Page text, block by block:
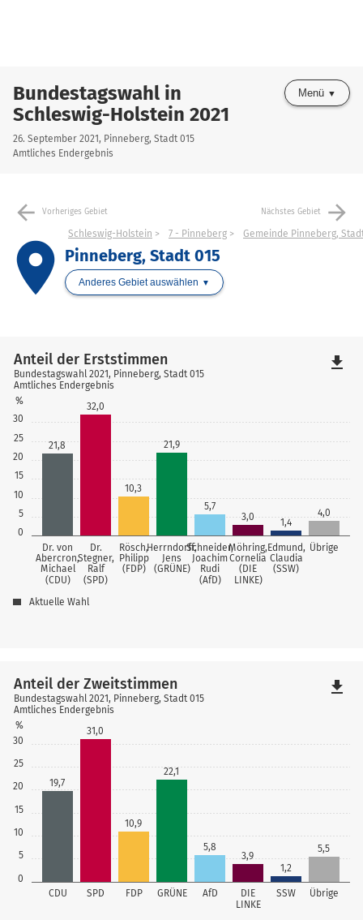
Bundestagswahl in
Schleswig-Holstein 2021
26. September 2021, Pinneberg, Stadt 015
Amtliches Endergebnis
Menü
arrow_back Vorheriges Gebiet Nächstes Gebiet arrow_forward
place
Schleswig-Holstein 7 - Pinneberg Gemeinde Pinneberg,
Pinneberg, Stadt 015
Anderes Gebiet auswählen
0
5
10
15
20
25
30
%
Dr. von
Abercron,
Michael
(CDU)
Dr.
Stegner,
Ralf
(SPD)
Rösch,
Philipp
(FDP)
Herrndorff,
Jens
(GRÜNE)
Schneider,
Joachim
Rudi
(AfD)
Möhring,
Cornelia
(DIE
LINKE)
Edmund,
Claudia
(SSW)
Übrige
21,8
32,0
10,3
21,9
5,7
3,0
1,4
4,0
Anteil der Erststimmen
Bundestagswahl 2021, Pinneberg, Stadt 015
Amtliches Endergebnis
Aktuelle Wahl
file_download
0
5
10
15
20
25
30
%
CDU SPD FDP GRÜNE AfD
DIE
LINKE
SSW Übrige
19,7
31,0
10,9
22,1
5,8
3,9
1,2
5,5
Anteil der Zweitstimmen
Bundestagswahl 2021, Pinneberg, Stadt 015
Amtliches Endergebnis
file_download